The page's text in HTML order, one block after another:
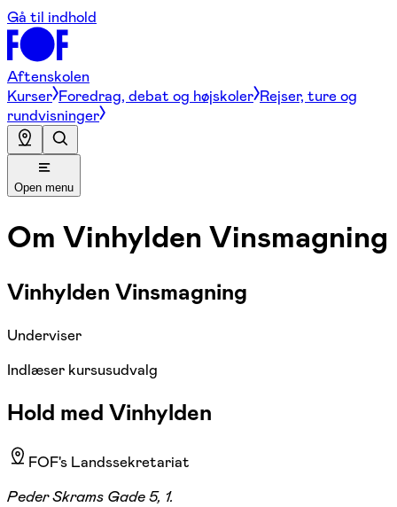
Gå til indhold
Aftenskolen
Kurser Foredrag, debat og højskoler Rejser, ture og
rundvisninger
Open menu
Om Vinhylden Vinsmagning
Vinhylden Vinsmagning
Underviser
Indlæser kursusudvalg
Hold med Vinhylden
FOF's Landssekretariat
Peder Skrams Gade 5, 1.